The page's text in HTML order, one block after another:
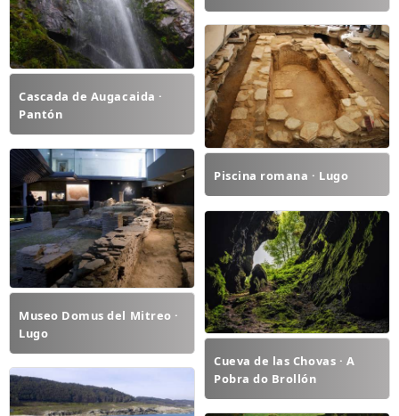
Cascada de Augacaida ·
Pantón
Piscina romana · Lugo
Museo Domus del Mitreo ·
Lugo
Cueva de las Chovas · A
Pobra do Brollón